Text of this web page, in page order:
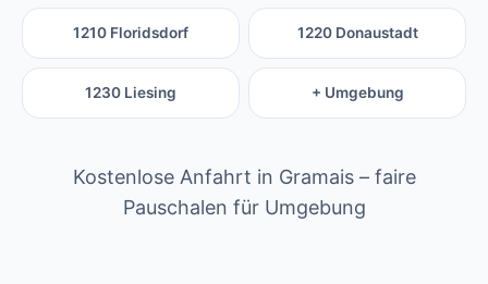
1210 Floridsdorf 1220 Donaustadt
1230 Liesing + Umgebung
Kostenlose Anfahrt in Gramais – faire
Pauschalen für Umgebung